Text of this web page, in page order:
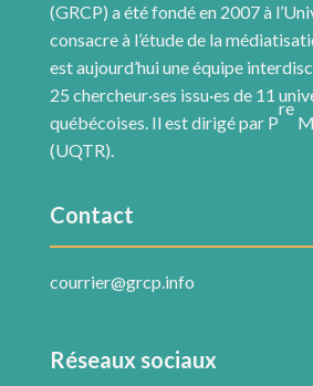
(GRCP) a été fondé en 2007 à
consacre à l’étude de la
est aujourd’hui une équipe
25 chercheur·ses issu·es de 11
québécoises. Il est dirigé par P
re
(UQTR).
Contact
courrier@grcp.info
Réseaux sociaux